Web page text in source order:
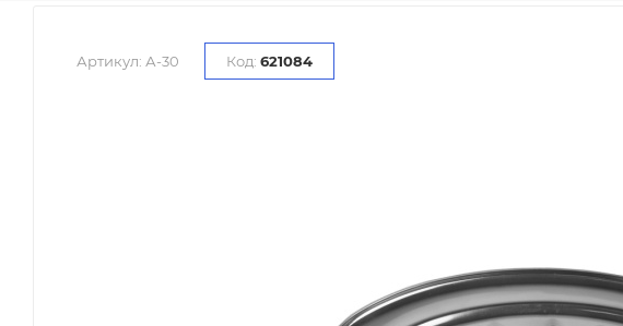
Артикул: А-30 Код: 621084